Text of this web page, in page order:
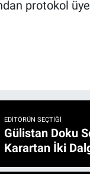
protokol
EDITÖRÜN SEÇTIĞI
Gülistan Doku
Karartan İki